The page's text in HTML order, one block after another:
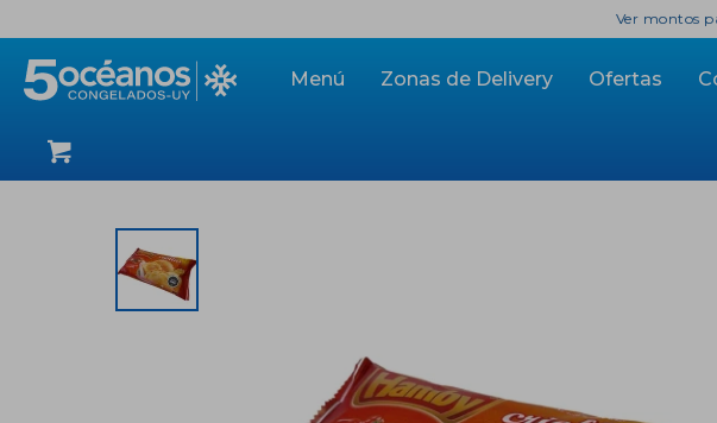
Menú Zonas de Delivery Ofertas
Ver montos